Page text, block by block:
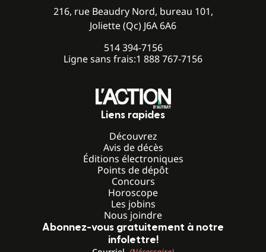
216, rue Beaudry Nord, bureau 101,
Joliette (Qc) J6A 6A6
514 394-7156
Ligne sans frais:1 888 767-7156
Liens rapides
Découvrez
Avis de décès
Éditions électroniques
Points de dépôt
Concours
Horoscope
Les jobins
Nous joindre
Abonnez-vous gratuitement à notre
infolettre!